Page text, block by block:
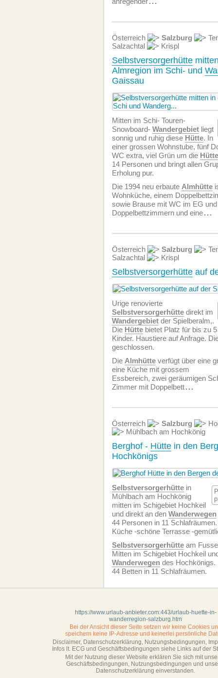
Österreich Salzburg
Salzachtal
Krispl
Selbstversorgerhütte
Almregion im Schi- und
Gaissau
Mitten im Schi- Touren-
Snowboard- Wandergebiet liegt
sonnig und ruhig diese Hütte. In
einer grossen Wohnstube, fünf
WC extra, viel Grün um die Hütte
14 Personen und bringt allen
Erholung pur.
Die 1994 neu erbaute Almhütte
Wohnküche, einem
sowie Brause mit WC im EG
Doppelbettzimmern und eine...
Österreich Salzburg
Salzachtal
Krispl
Selbstversorgerhütte auf
Urige renovierte
Selbstversorgerhütte direkt im
Wandergebiet der Spielberalm,.
Die Hütte bietet Platz für bis zu
Kinder. Haustiere auf Anfrage.
geschlossen.
Die Almhütte verfügt über eine
eine Küche mit grossem
Essbereich, zwei geräumigen
Zimmer mit Doppelbett...
Österreich Salzburg
Mühlbach am Hochkönig
Berghof - Hütte in den
Hochkönigs
Selbstversorgerhütte in
Mühlbach am Hochkönig
mitten im Schigebiet Hochkeil
und direkt an den Wanderwegen
44 Personen in 11
Küche -schöne Terrasse -
Selbstversorgerhütte am
Mitten im Schigebiet Hochkeil
Wanderwegen des Hochkönigs.
44 Betten in 11 Schlafräumen.
https://www.urlaub-anbieter.com:443/urlaub-huette-in-
wanderregion-salzburg.htm
Bei der Ansicht dieser Seite setzen wir keine Cookies
speichern keine IP-Adresse und keinerlei persönliche
Disclaimer, Datenschutzerklärung, Nutzungsbedingungen,
Infos lt. ECG und Geschäftsbedingungen siehe Links auf der
Mit der Nutzung dieser Website erklären Sie sich mit
Geschäftsbedin­gungen, Nutzungsbedingungen und
Datenschutzerklärung einverstanden.